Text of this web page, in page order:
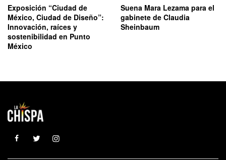
Exposición “Ciudad de
México, Ciudad de Diseño”:
Innovación, raíces y
sostenibilidad en Punto
México
Suena Mara Lezama para el
gabinete de Claudia
Sheinbaum